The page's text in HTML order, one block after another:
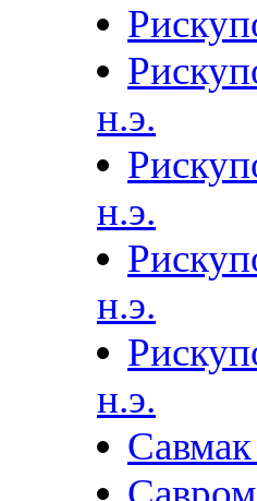
н.э.
н.э.
н.э.
н.э.